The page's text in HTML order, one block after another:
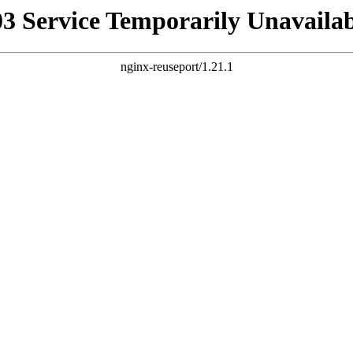
Service Temporarily
nginx-reuseport/1.21.1